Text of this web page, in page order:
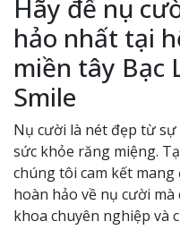
Hãy để nụ
hảo nhất tại
miền tây Bạc
Smile
Nụ cười là nét đẹp từ
sức khỏe răng miệng.
chúng tôi cam kết
hoàn hảo về nụ cười
khoa chuyên nghiệp và